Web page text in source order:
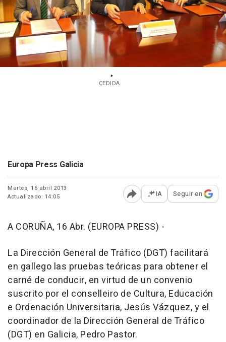
CEDIDA
Europa Press Galicia
Martes, 16 abril 2013
Actualizado: 14:05
Abrir opciones para
IA Seguir en
A CORUÑA, 16 Abr. (EUROPA PRESS) -
La Dirección General de Tráfico (DGT) facilitará
en gallego las pruebas teóricas para obtener el
carné de conducir, en virtud de un convenio
suscrito por el conselleiro de Cultura, Educación
e Ordenación Universitaria, Jesús Vázquez, y el
coordinador de la Dirección General de Tráfico
(DGT) en Galicia, Pedro Pastor.